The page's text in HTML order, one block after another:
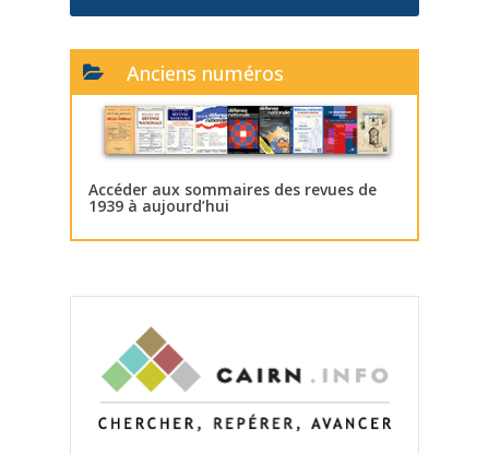
Anciens numéros
Accéder aux sommaires des revues de
1939 à aujourd’hui